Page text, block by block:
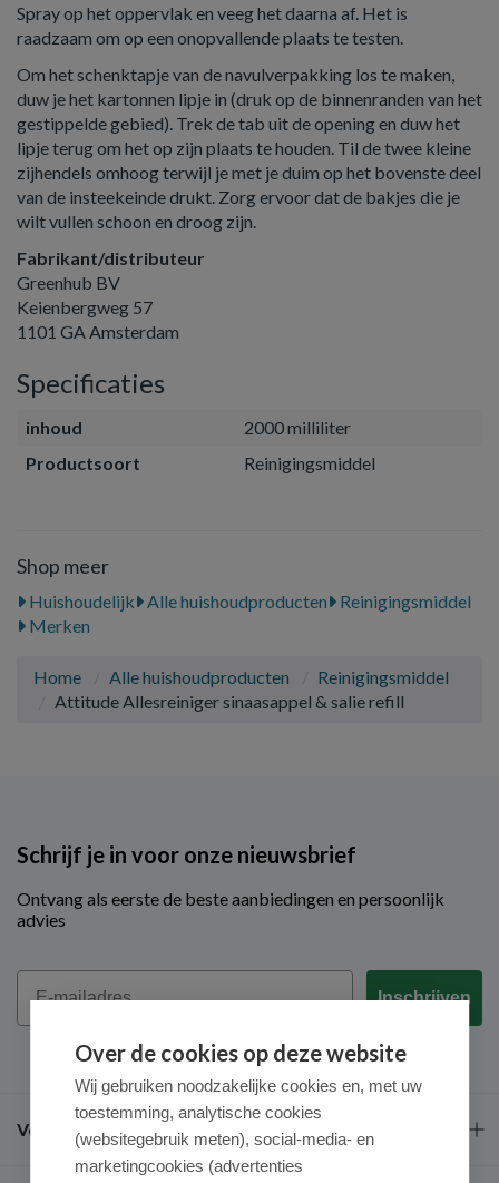
Spray op het oppervlak en veeg het daarna af. Het is
raadzaam om op een onopvallende plaats te testen.
Om het schenktapje van de navulverpakking los te maken,
duw je het kartonnen lipje in (druk op de binnenranden van het
gestippelde gebied). Trek de tab uit de opening en duw het
lipje terug om het op zijn plaats te houden. Til de twee kleine
zijhendels omhoog terwijl je met je duim op het bovenste deel
van de insteekeinde drukt. Zorg ervoor dat de bakjes die je
wilt vullen schoon en droog zijn.
Fabrikant/distributeur
Greenhub BV
Keienbergweg 57
1101 GA Amsterdam
Specificaties
inhoud
2000 milliliter
Productsoort
Reinigingsmiddel
Shop meer
Huishoudelijk Alle huishoudproducten
Reinigingsmiddel
Merken
Home Alle huishoudproducten
Reinigingsmiddel
Attitude Allesreiniger sinaasappel & salie refill
Schrijf je in voor onze nieuwsbrief
Ontvang als eerste de beste aanbiedingen en persoonlijk
advies
Email
Inschrijven
Veel gestelde vragen
Over de cookies op deze website
Wij gebruiken noodzakelijke cookies en, met uw
toestemming, analytische cookies
(websitegebruik meten), social-media- en
marketingcookies (advertenties